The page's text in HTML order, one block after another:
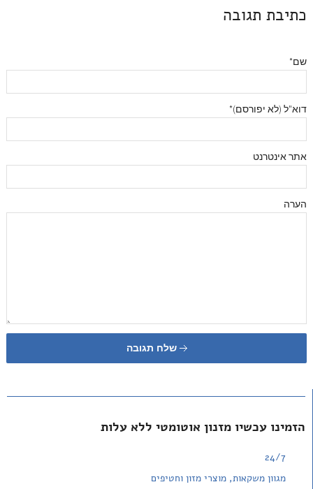
כתיבת תגובה
שם*
דוא"ל (לא יפורסם)*
אתר אינטרנט
הערה
שלח תגובה
הזמינו עכשיו מזנון אוטומטי ללא עלות
24/7
מגוון משקאות, מוצרי מזון וחטיפים